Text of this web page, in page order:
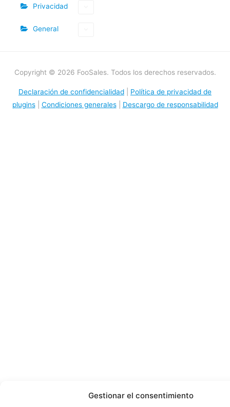
Gestionar el consentimiento
Privacidad
General
Copyright © 2026 FooSales. Todos los derechos reservados.
Declaración de confidencialidad
Política de privacidad de
plugins| Condiciones generales| Descargo de responsabilidad